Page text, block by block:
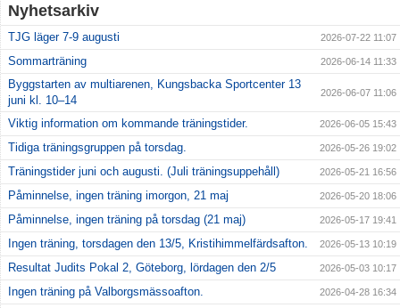
Bildgalleri
styrelse
Drogpolicy
Nyhetsarkiv
TJG läger 7-9 augusti 2026-07-22 11:07
Sommarträning 2026-06-14 11:33
Byggstarten av multiarenen, Kungsbacka Sportcenter 13
juni kl. 10–14
2026-06-07 11:06
Viktig information om kommande träningstider. 2026-06-05 15:43
Tidiga träningsgruppen på torsdag. 2026-05-26 19:02
Träningstider juni och augusti. (Juli träningsuppehåll) 2026-05-21 16:56
Påminnelse, ingen träning imorgon, 21 maj 2026-05-20 18:06
Påminnelse, ingen träning på torsdag (21 maj) 2026-05-17 19:41
Ingen träning, torsdagen den 13/5, Kristihimmelfärdsafton. 2026-05-13 10:19
Resultat Judits Pokal 2, Göteborg, lördagen den 2/5 2026-05-03 10:17
Ingen träning på Valborgsmässoafton. 2026-04-28 16:34